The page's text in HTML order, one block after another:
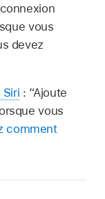
vous
devez
Siri : “Ajoute
vous
comment